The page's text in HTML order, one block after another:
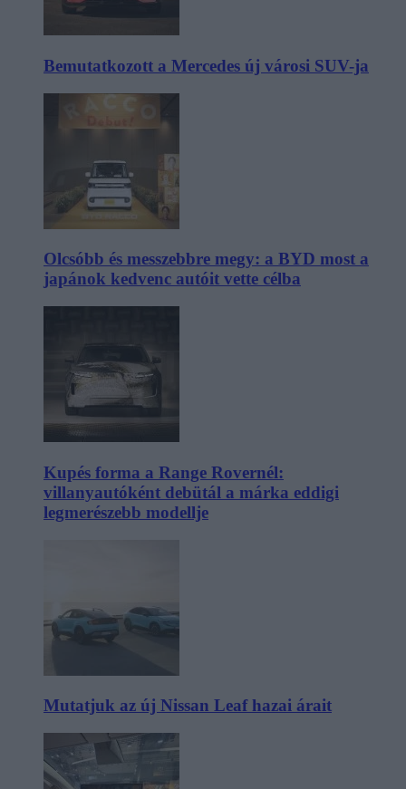
Bemutatkozott a Mercedes új városi SUV-ja
Olcsóbb és messzebbre megy: a BYD most a
japánok kedvenc autóit vette célba
Kupés forma a Range Rovernél:
villanyautóként debütál a márka eddigi
legmerészebb modellje
Mutatjuk az új Nissan Leaf hazai árait